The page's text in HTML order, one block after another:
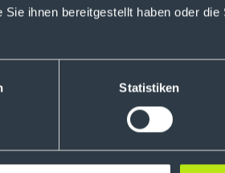
ihnen bereitgestellt haben oder
Statistiken